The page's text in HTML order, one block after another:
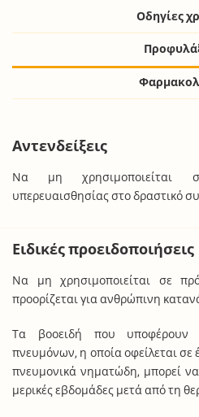
Οδηγίες
Αντενδείξεις
Να μη χρησιμοποιείται
υπερευαισθησίας στο δραστικό
Ειδικές προειδοποιήσεις
Να μη χρησιμοποιείται σε
προορίζεται για ανθρώπινη
Τα βοοειδή που
πνευμόνων, η οποία οφείλεται
πνευμονικά νηματώδη, μπορεί
μερικές εβδομάδες μετά από τη